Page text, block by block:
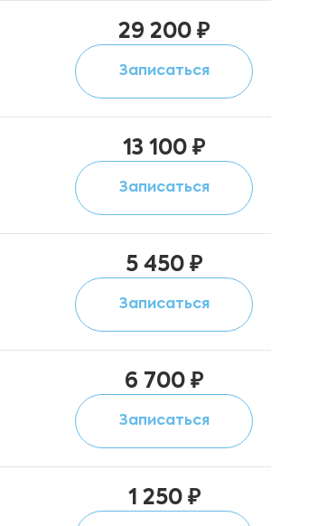
29 200 ₽
Записаться
13 100 ₽
Записаться
5 450 ₽
Записаться
6 700 ₽
Записаться
1 250 ₽